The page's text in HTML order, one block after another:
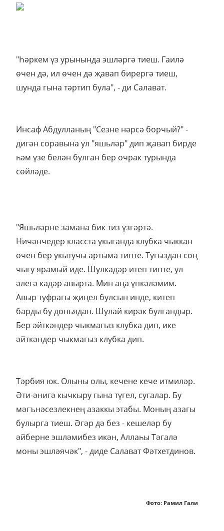
"Һәркем үз урынында эшләргә тиеш. Гаилә
өчен дә, ил өчен дә җавап бирергә тиеш,
шунда гына тәртип була", - ди Салават.
Инсаф Абдулланың "Сезне нәрсә борчый?" -
дигән соравына ул "яшьләр" дип җавап бирде
һәм үзе белән булган бер очрак турында
сөйләде.
"Яшьләрне замана бик тиз үзгәртә.
Ничәнчедер класста укыганда клубка чыккан
өчен бер укытучы артыма типте. Тугыздан соң
чыгу ярамый иде. Шулкадәр итеп типте, ул
әлегә кадәр авырта. Мин аңа үпкәләмим.
Авыр туфрагы җиңел булсын инде, китеп
барды бу дөньядан. Шулай кирәк булгандыр.
Бер әйткәндер чыкмагыз клубка дип, ике
әйткәндер чыкмагыз клубка дип.
Тәрбия юк. Олыны олы, кечене кече итмиләр.
Әти-әнигә кычкыру гына түгел, сугалар. Бу
мәгънәсезлекнең азаккы этабы. Моның азагы
булырга тиеш. Әгәр дә без - кешеләр бу
әйберне эшләмибез икән, Аллаһы Тәгалә
моны эшләячәк", - диде Салават Фәтхетдинов.
Фото: Рамил Гали